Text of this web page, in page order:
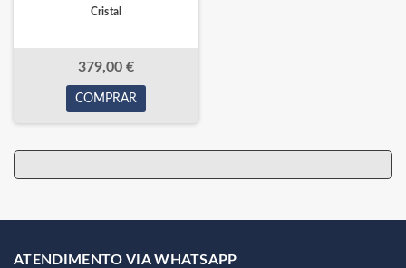
Cristal
379,00 €
COMPRAR
ATENDIMENTO VIA WHATSAPP